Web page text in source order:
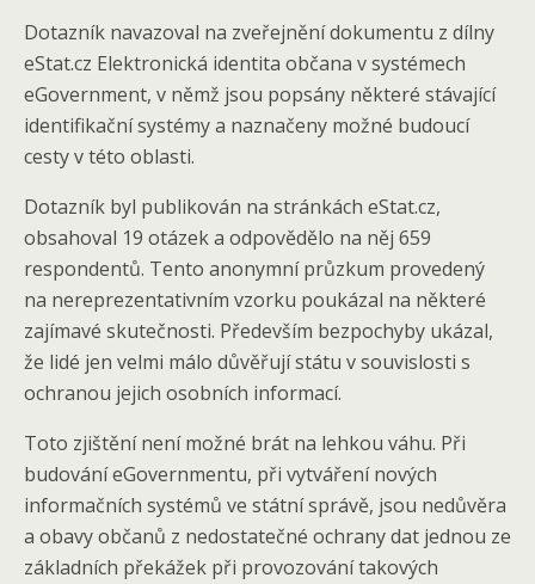
Dotazník navazoval na zveřejnění dokumentu z dílny
eStat.cz Elektronická identita občana v systémech
eGovernment, v němž jsou popsány některé stávající
identifikační systémy a naznačeny možné budoucí
cesty v této oblasti.
Dotazník byl publikován na stránkách eStat.cz,
obsahoval 19 otázek a odpovědělo na něj 659
respondentů. Tento anonymní průzkum provedený
na nereprezentativním vzorku poukázal na některé
zajímavé skutečnosti. Především bezpochyby ukázal,
že lidé jen velmi málo důvěřují státu v souvislosti s
ochranou jejich osobních informací.
Toto zjištění není možné brát na lehkou váhu. Při
budování eGovernmentu, při vytváření nových
informačních systémů ve státní správě, jsou nedůvěra
a obavy občanů z nedostatečné ochrany dat jednou ze
základních překážek při provozování takových